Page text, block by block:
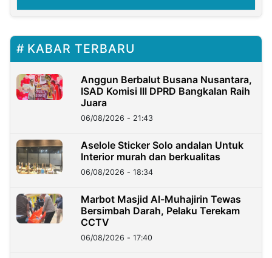
KABAR TERBARU
Anggun Berbalut Busana Nusantara,
ISAD Komisi III DPRD Bangkalan Raih
Juara
06/08/2026 - 21:43
Aselole Sticker Solo andalan Untuk
Interior murah dan berkualitas
06/08/2026 - 18:34
Marbot Masjid Al-Muhajirin Tewas
Bersimbah Darah, Pelaku Terekam
CCTV
06/08/2026 - 17:40